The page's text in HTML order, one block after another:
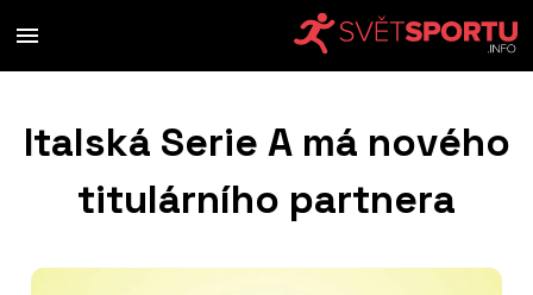
Italská Serie A má nového
titulárního partnera